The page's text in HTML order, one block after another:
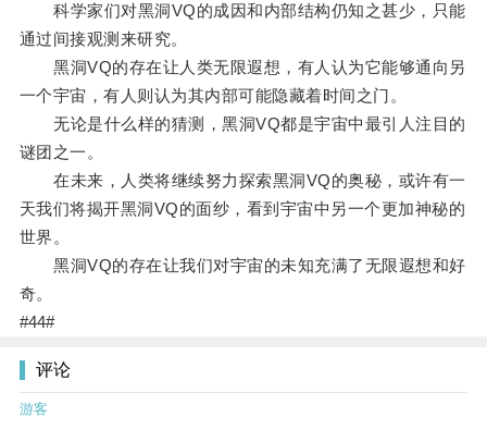
科学家们对黑洞VQ的成因和内部结构仍知之甚少，只能
通过间接观测来研究。
黑洞VQ的存在让人类无限遐想，有人认为它能够通向另
一个宇宙，有人则认为其内部可能隐藏着时间之门。
无论是什么样的猜测，黑洞VQ都是宇宙中最引人注目的
谜团之一。
在未来，人类将继续努力探索黑洞VQ的奥秘，或许有一
天我们将揭开黑洞VQ的面纱，看到宇宙中另一个更加神秘的
世界。
黑洞VQ的存在让我们对宇宙的未知充满了无限遐想和好
奇。
#44#
评论
游客